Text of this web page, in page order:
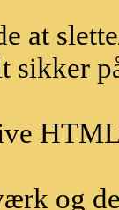
at
sikker
og